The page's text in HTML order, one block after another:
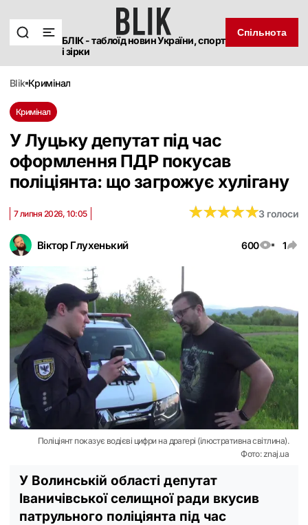
БЛІК - таблоїд новин України, спорт
і зірки
Спільнота
blik кримінал
Кримінал
У Луцьку депутат під час
оформлення ПДР покусав
поліціянта: що загрожує хулігану
Віктор Глухенький 600 1
7 липня 2026, 10:05 ★★★★★
★★★★★3 голоси
Поліціянт показує водієві цифри на драгері (ілюстративна світлина).
Фото: znaj.ua
У Волинській області депутат
Іваничівської селищної ради вкусив
патрульного поліціянта під час